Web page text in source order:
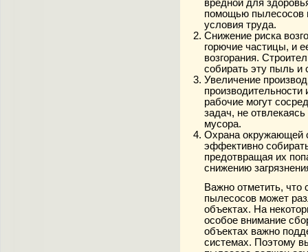
вредной для
помощью пылесосов
условия труда.
Снижение риска
горючие частицы, и
возгорания.
собирать эту пыль и
Увеличение
рабочие могут
задач, не
мусора.
Охрана окружающей
эффективно
предотвращая их
снижению
Важно отметить, что
пылесосов может
объектах. На
особое внимание
объектах важно
системах. Поэтому